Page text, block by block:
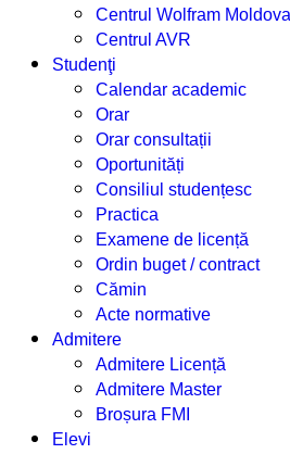
Centrul Wolfram Moldova
Centrul AVR
Studenţi
Calendar academic
Orar
Orar consultații
Oportunități
Consiliul studențesc
Practica
Examene de licență
Ordin buget / contract
Cămin
Acte normative
Admitere
Admitere Licență
Admitere Master
Broșura FMI
Elevi